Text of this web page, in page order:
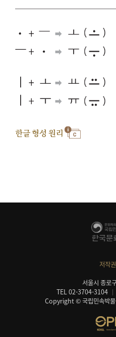
한글 형성 원리
저작
서울시 종로
TEL 02-3704-3104
Copyright © 국립민속박